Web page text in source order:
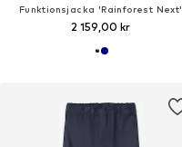
Funktionsjacka 'Rainforest Next'
2 159,00 kr